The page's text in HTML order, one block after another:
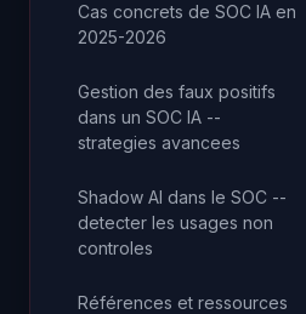
Cas concrets de SOC IA en
2025-2026
Gestion des faux positifs
dans un SOC IA --
strategies avancees
Shadow AI dans le SOC --
detecter les usages non
controles
Références et ressources